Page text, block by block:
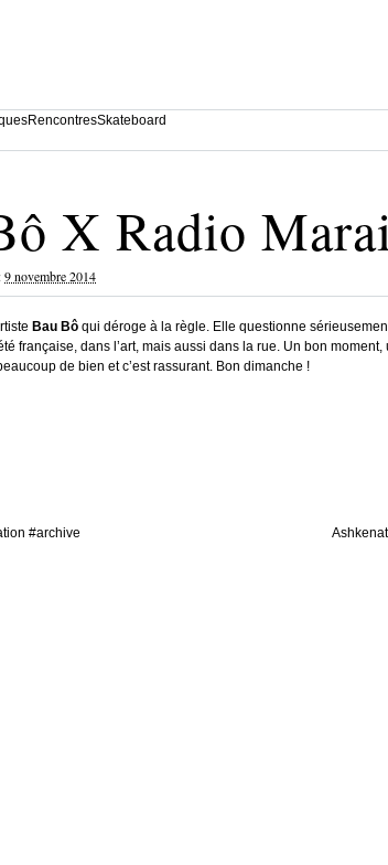
RencontresSkateboard
X Radio
9 novembre 2014
Bau Bô qui déroge à la règle. Elle questionne
française, dans l’art, mais aussi dans la rue. Un bon
de bien et c’est rassurant. Bon dimanche !
#archive